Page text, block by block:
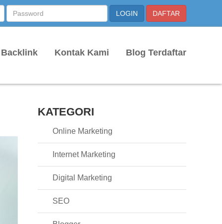
Kontak Kami Blog Terdaftar
KATEGORI
Online Marketing
Internet Marketing
Digital Marketing
SEO